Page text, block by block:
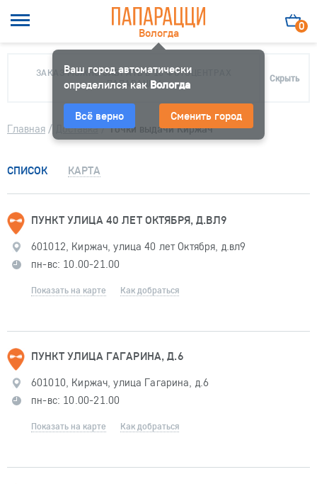
Вологда
Ваш город автоматически
определился как Вологда
Всё верно Сменить город
0
ЗАКАЗ МОЖНО ЗАБРАТЬ В 10 ФОТОЦЕНТРАХ
ПАПАРАЦЦИ
Скрыть
Главная / Доставка/ Точки выдачи Киржач
СПИСОК КАРТА
ПУНКТ УЛИЦА 40 ЛЕТ ОКТЯБРЯ, Д.ВЛ9
601012, Киржач, улица 40 лет Октября, д.вл9
пн-вс: 10.00-21.00
Показать на карте Как добраться
ПУНКТ УЛИЦА ГАГАРИНА, Д.6
601010, Киржач, улица Гагарина, д.6
пн-вс: 10.00-21.00
Показать на карте Как добраться